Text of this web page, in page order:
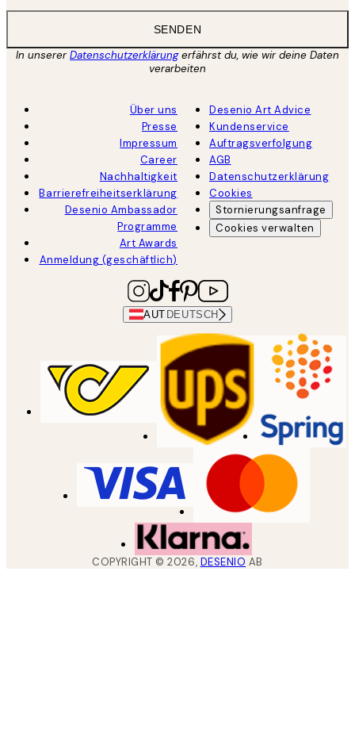
SENDEN
In unsererDatenschutzerklärungerfährst du, wie wir deine Daten
verarbeiten
Über uns
Presse
Impressum
Career
Nachhaltigkeit
Barrierefreiheitserklärung
Desenio Ambassador
Programme
Art Awards
Anmeldung (geschäftlich)
Desenio Art Advice
Kundenservice
Auftragsverfolgung
AGB
Datenschutzerklärung
Cookies
Stornierungsanfrage
Cookies verwalten
AUT DEUTSCH
COPYRIGHT ©2026, DESENIO AB